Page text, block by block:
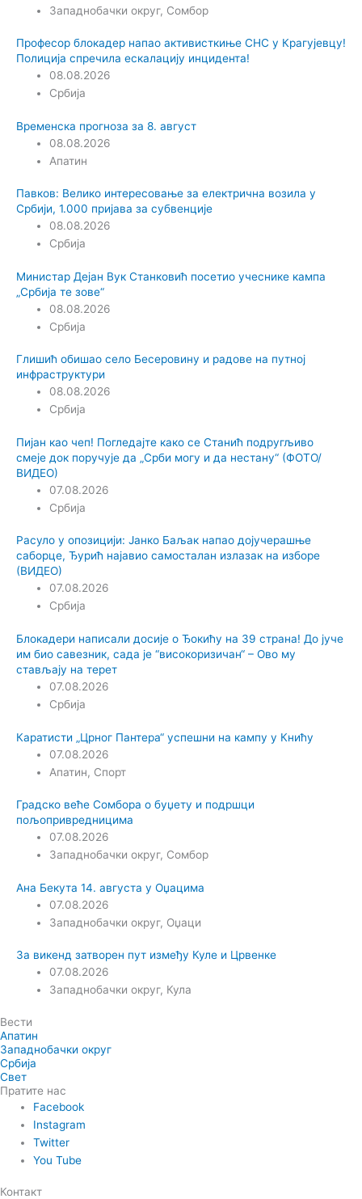
Западнобачки округ, Сомбор
Професор блокадер напао активисткиње СНС у Крагујевцу!
Полиција спречила ескалацију инцидента!
08.08.2026
Србија
Временска прогноза за 8. август
08.08.2026
Апатин
Павков: Велико интересовање за електрична возила у
Србији, 1.000 пријава за субвенције
08.08.2026
Србија
Министар Дејан Вук Станковић посетио учеснике кампа
„Србија те зове“
08.08.2026
Србија
Глишић обишао село Бесеровину и радове на путној
инфраструктури
08.08.2026
Србија
Пијан као чеп! Погледајте како се Станић подругљиво
смеје док поручује да „Срби могу и да нестану“ (ФОТО/
ВИДЕО)
07.08.2026
Србија
Расуло у опозицији: Јанко Баљак напао дојучерашње
саборце, Ђурић најавио самосталан излазак на изборе
(ВИДЕО)
07.08.2026
Србија
Блокадери написали досије о Ђокићу на 39 страна! До јуче
им био савезник, сада је “високоризичан“ – Ово му
стављају на терет
07.08.2026
Србија
Каратисти „Црног Пантера“ успешни на кампу у Книћу
07.08.2026
Апатин, Спорт
Градско веће Сомбора о буџету и подршци
пољопривредницима
07.08.2026
Западнобачки округ, Сомбор
Ана Бекута 14. августа у Оџацима
07.08.2026
Западнобачки округ, Оџаци
За викенд затворен пут између Куле и Црвенке
07.08.2026
Западнобачки округ, Кула
Вести
Апатин
Западнобачки округ
Србија
Свет
Пратите нас
Facebook
Instagram
Twitter
You Tube
Контакт